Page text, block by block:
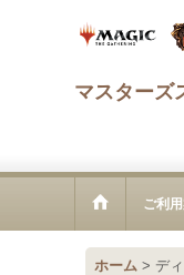
マスターズ
ご利
ホーム > デ